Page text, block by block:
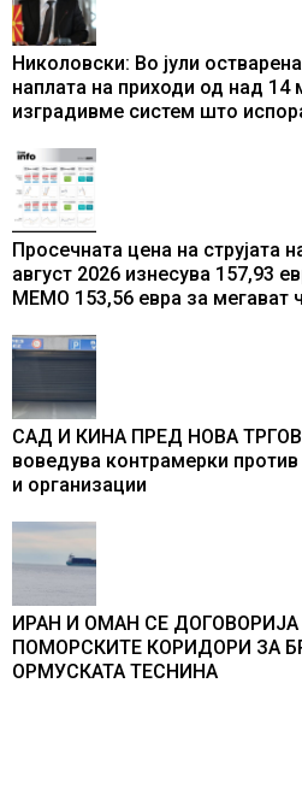
Николовски: Во јули
наплата на приходи од над 14
изградивме систем што
Просечната цена на струјата
август 2026 изнесува 157,93
МЕМО 153,56 евра за мегават
САД И КИНА ПРЕД НОВА
воведува контрамерки
и организации
ИРАН И ОМАН СЕ
ПОМОРСКИТЕ КОРИДОРИ ЗА
ОРМУСКАТА ТЕСНИНА